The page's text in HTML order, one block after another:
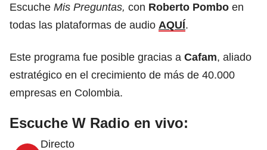
Escuche Mis Preguntas, con Roberto Pombo en
todas las plataformas de audio AQUÍ.
Este programa fue posible gracias a Cafam, aliado
estratégico en el crecimiento de más de 40.000
empresas en Colombia.
Escuche W Radio en vivo:
Directo